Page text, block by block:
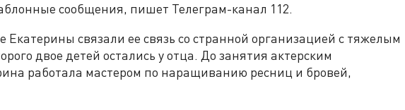
сообщения, пишет Телеграм-канал 112.
Екатерины связали ее связь со странной организацией с тяжелым
двое детей остались у отца. До занятия актерским
работала мастером по наращиванию ресниц и бровей,